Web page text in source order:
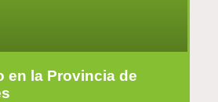
en la Provincia de